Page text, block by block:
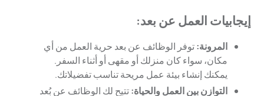
إيجابيات العمل عن بعد:
المرونة:توفر الوظائف عن بعد حرية العمل من أي
مكان، سواء كان منزلك أو مقهى أو أثناء السفر.
يمكنك إنشاء بيئة عمل مريحة تناسب تفضيلاتك.
التوازن بين العمل والحياة:تتيح لك الوظائف عن بُعد